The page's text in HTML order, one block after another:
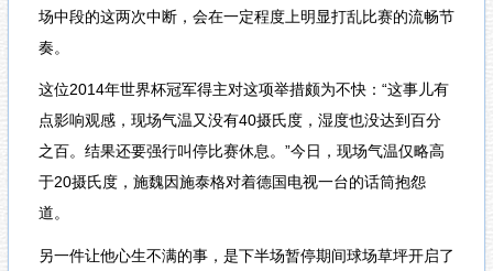
场中段的这两次中断，会在一定程度上明显打乱比赛的流畅节
奏。
这位2014年世界杯冠军得主对这项举措颇为不快：“这事儿有
点影响观感，现场气温又没有40摄氏度，湿度也没达到百分
之百。结果还要强行叫停比赛休息。”今日，现场气温仅略高
于20摄氏度，施魏因施泰格对着德国电视一台的话筒抱怨
道。
另一件让他心生不满的事，是下半场暂停期间球场草坪开启了